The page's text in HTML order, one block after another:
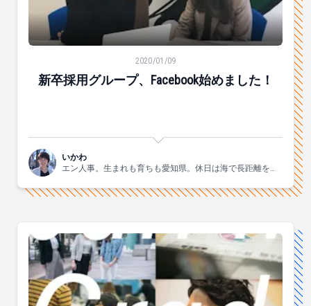
2020/01/09
新卒採用グループ、Facebook始めました！
いかわ
エン人事。生まれも育ちも愛知県。休日は海で長距離を泳